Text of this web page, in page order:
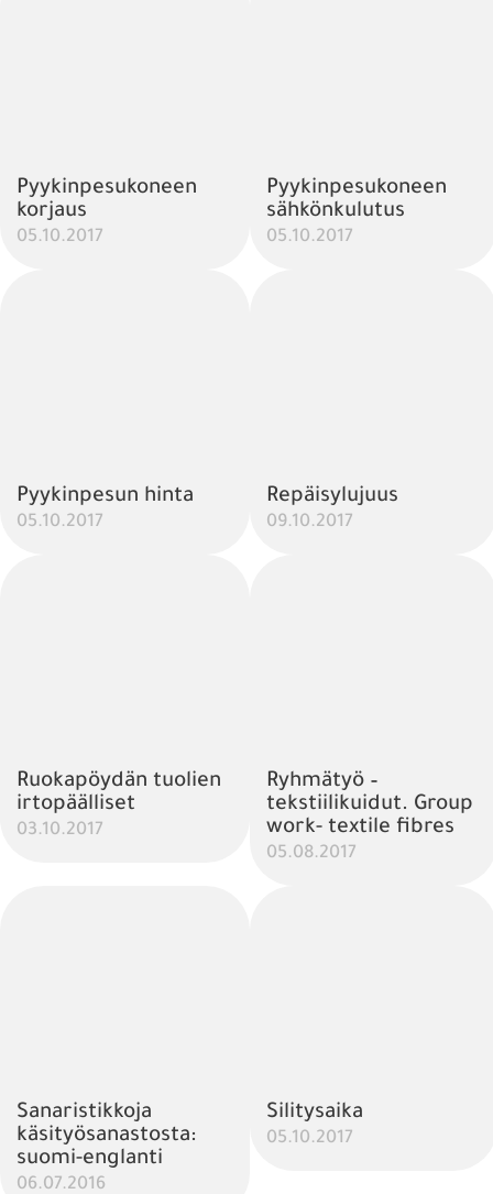
Pyykinpesukoneen
korjaus
05.10.2017
Pyykinpesukoneen
sähkönkulutus
05.10.2017
Pyykinpesun hinta
05.10.2017
Repäisylujuus
09.10.2017
Ruokapöydän tuolien
irtopäälliset
03.10.2017
Ryhmätyö –
tekstiilikuidut. Group
work- textile fibres
05.08.2017
Sanaristikkoja
käsityösanastosta:
suomi-englanti
06.07.2016
Silitysaika
05.10.2017